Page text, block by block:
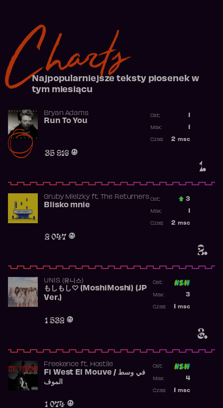
Charts
Najpopularniejsze teksty piosenek w
tym miesiącu
1.
Bryan Adams
Run To You
35 916
Ost.:
Max:
2 msc
Czas:
2.
Gruby Mielzkyft. The Returners
Blisko mnie
2 047
Ost.: 3
Max:
2 msc
Czas:
3.
UNIS (유니스)
もしもし♡ (MoshiMoshi) (JP
Ver.)
1 532
Ost:
3
Max:
msc
Czas:
Freekence ft. Hostile
Fi West El Mouve / في وسط
الموف
1 074
Ost:
4
Max:
msc
Czas: